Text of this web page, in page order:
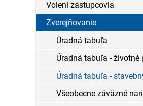
Volení zástupcovia
Zverejňovanie
Úradná tabuľa
Úradná tabuľa - životné
Úradná tabuľa -
Všeobecne záväzné